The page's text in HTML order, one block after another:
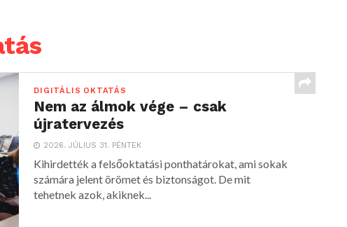
DIGITÁLIS OKTATÁS
Nem az álmok vége – csak
újratervezés
2026. JÚLIUS 31. PÉNTEK
Kihirdették a felsőoktatási ponthatárokat, ami sokak
számára jelent örömet és biztonságot. De mit
tehetnek azok, akiknek...